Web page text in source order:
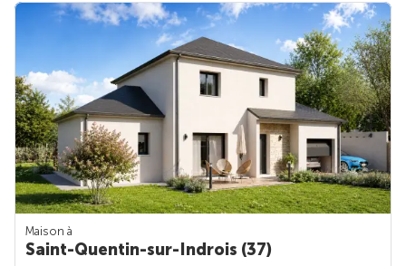
Maison à
Saint-Quentin-sur-Indrois (37)